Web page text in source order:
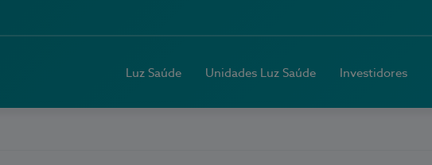
Luz Saúde Unidades Luz Saúde Investidores